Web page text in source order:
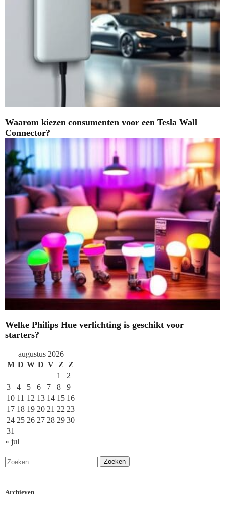
Waarom kiezen consumenten voor een Tesla Wall
Connector?
Welke Philips Hue verlichting is geschikt voor
starters?
augustus 2026
M D W D V Z
Z
1
2
3
4 5 6 7 8
9
10 11 12 13 14 15 16
17 18 19 20 21 22 23
24 25 26 27 28 29 30
31
« jul
Archieven